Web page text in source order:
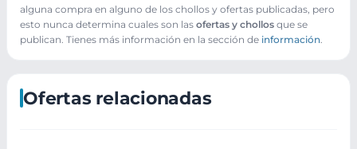
alguna compra en alguno de los chollos y ofertas publicadas, pero
esto nunca determina cuales son las ofertas y chollos que se
publican. Tienes más información en la sección de información.
Ofertas relacionadas